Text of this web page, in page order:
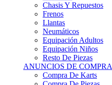
Chasis Y Repuestos
Frenos
Llantas
Neumáticos
Equipación Adultos
Equipación Niños
Resto De Piezas
ANUNCIOS DE COMPRA
Compra De Karts